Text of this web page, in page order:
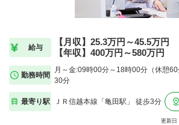
給与
【月収】25.3万円～45.5万円
【年収】400万円～580万円
勤務時間
月～金:09時00分～18時00分（休憩
30分
最寄り駅 ＪＲ信越本線「亀田駅」 徒歩3分
更新日